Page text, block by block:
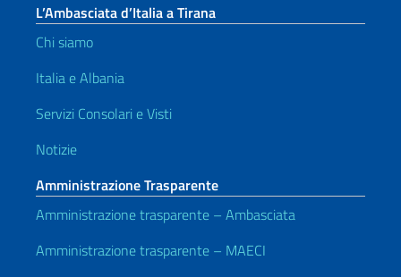
L’Ambasciata d’Italia a Tirana
Chi siamo
Italia e Albania
Servizi Consolari e Visti
Notizie
Amministrazione Trasparente
Amministrazione trasparente – Ambasciata
Amministrazione trasparente – MAECI